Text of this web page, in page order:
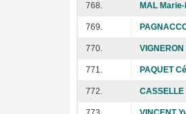
768. MAL
769.
770.
771. PAQUET
772.